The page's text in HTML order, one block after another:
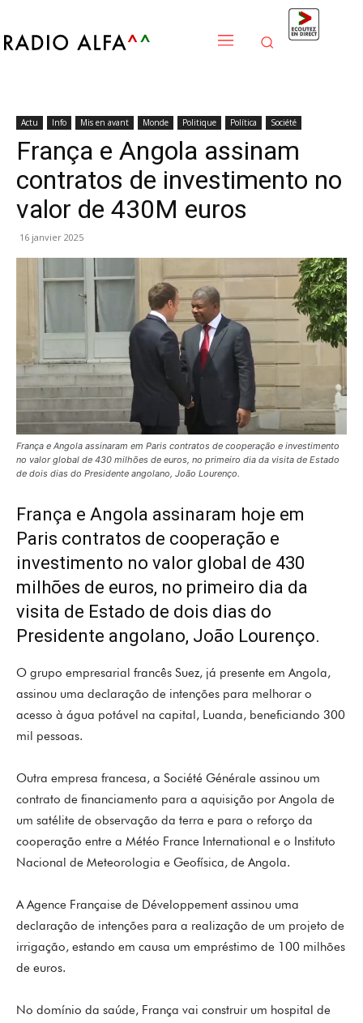
Actu Info Mis en avant Monde Politique Política Société
França e Angola assinam
contratos de investimento no
valor de 430M euros
16 janvier 2025
França e Angola assinaram em Paris contratos de cooperação e investimento
no valor global de 430 milhões de euros, no primeiro dia da visita de Estado
de dois dias do Presidente angolano, João Lourenço.
França e Angola assinaram hoje em
Paris contratos de cooperação e
investimento no valor global de 430
milhões de euros, no primeiro dia da
visita de Estado de dois dias do
Presidente angolano, João Lourenço.
O grupo empresarial francês Suez, já presente em Angola,
assinou uma declaração de intenções para melhorar o
acesso à água potável na capital, Luanda, beneficiando 300
mil pessoas.
Outra empresa francesa, a Société Générale assinou um
contrato de financiamento para a aquisição por Angola de
um satélite de observação da terra e para o reforço da
cooperação entre a Météo France International e o Instituto
Nacional de Meteorologia e Geofísica, de Angola.
A Agence Française de Développement assinou uma
declaração de intenções para a realização de um projeto de
irrigação, estando em causa um empréstimo de 100 milhões
de euros.
No domínio da saúde, França vai construir um hospital de